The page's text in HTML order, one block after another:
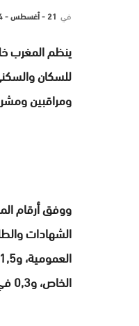
في 21 - أغسطس - 2024 | 14:54 مساءً
ومراقبين
الخاص، و0,3 في المئة من متقاعدي الوظيفة العمومية.